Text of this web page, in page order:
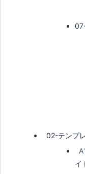
02-テンプ
イ